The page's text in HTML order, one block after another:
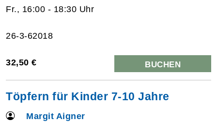
Fr., 16:00 - 18:30 Uhr
26-3-62018
32,50 € BUCHEN
Töpfern für Kinder 7-10 Jahre
Margit Aigner